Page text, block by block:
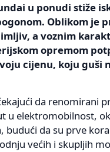
u ponudi stiže
Oblikom je
a voznim
opremom
cijenu, koju guši
da renomirani
u elektromobilnost,
budući da su prve
većih i skupljih